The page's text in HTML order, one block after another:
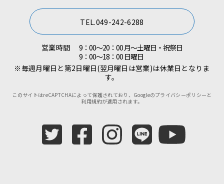
TEL.049-242-6288
営業時間
9：00～20：00 月～土曜日・祝祭日
9：00～18：00 日曜日
※毎週月曜日と第2日曜日(翌月曜日は営業)は休業日となりま
す。
このサイトはreCAPTCHAによって保護されており、Googleのプライバシーポリシー と
利用規約が適用されます。